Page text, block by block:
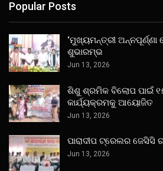
Popular Posts
‘ମୁଖ୍ୟମନ୍ତ୍ରୀ ଅନ୍ନପୂର୍ଣ୍ଣା
ଶୁଭାରମ୍ଭ
Jun 13, 2026
ଶିଶୁ ଶ୍ରମିକ ବିଲୋପ ପାଇଁ
କାର୍ଯ୍ୟକ୍ରମକୁ ଆୟୋଜିତ
Jun 13, 2026
ପାରାଦୀପ ଟ୍ରେଲର ଜେସିସି
Jun 13, 2026